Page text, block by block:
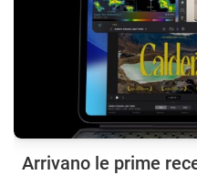
Arrivano le prime